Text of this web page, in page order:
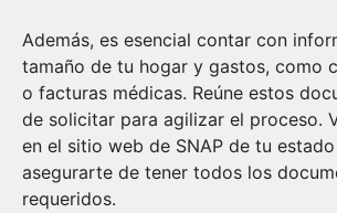
Además, es esencial contar con
tamaño de tu hogar y gastos, como
o facturas médicas. Reúne estos
de solicitar para agilizar el proceso.
en el sitio web de SNAP de tu
asegurarte de tener todos los
requeridos.